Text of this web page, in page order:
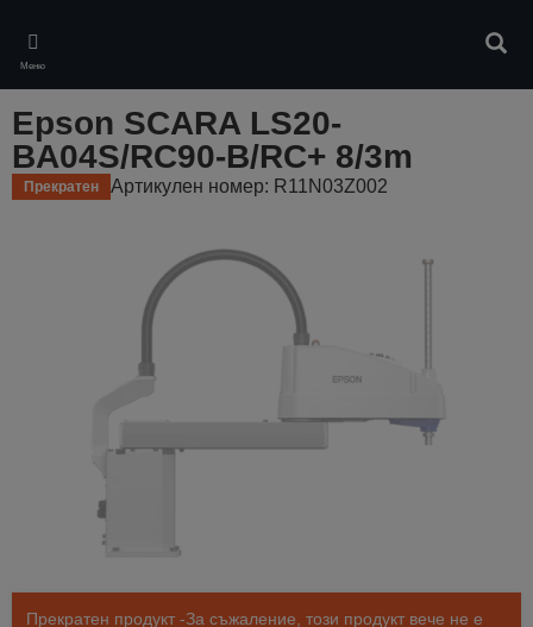
main
content
Меню
Epson SCARA LS20-
BA04S/RC90-B/RC+ 8/3m
Прекратен Артикулен номер: R11N03Z002
Прекратен продукт -За съжаление, този продукт вече не е